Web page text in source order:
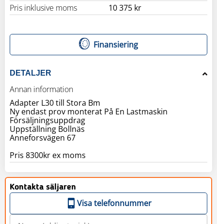
Pris inklusive moms
10 375 kr
Finansiering
DETALJER
Annan information
Adapter L30 till Stora Bm
Ny endast prov monterat På En Lastmaskin
Försäljningsuppdrag
Uppställning Bollnäs
Anneforsvägen 67
Pris 8300kr ex moms
Kontakta säljaren
Visa telefonnummer